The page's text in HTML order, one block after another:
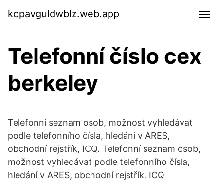
kopavguldwblz.web.app
Telefonní číslo cex
berkeley
Telefonní seznam osob, možnost vyhledávat
podle telefonního čísla, hledání v ARES,
obchodní rejstřík, ICQ. Telefonní seznam osob,
možnost vyhledávat podle telefonního čísla,
hledání v ARES, obchodní rejstřík, ICQ